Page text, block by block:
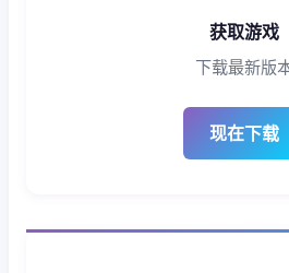
获取游戏
下载最新版
现在下载